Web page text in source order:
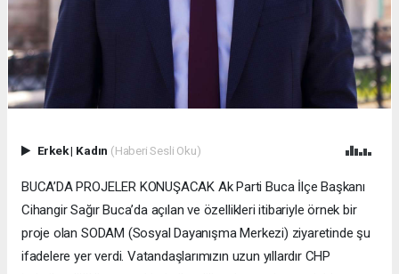
Erkek| Kadın (Haberi Sesli Oku)
BUCA’DA PROJELER KONUŞACAK Ak Parti Buca İlçe Başkanı
Cihangir Sağır Buca’da açılan ve özellikleri itibariyle örnek bir
proje olan SODAM (Sosyal Dayanışma Merkezi) ziyaretinde şu
ifadelere yer verdi. Vatandaşlarımızın uzun yıllardır CHP